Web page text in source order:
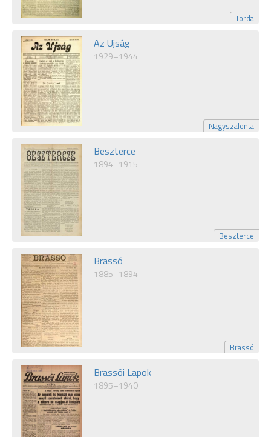
Torda
Az Ujság
1929–1944
Nagyszalonta
Beszterce
1894–1915
Beszterce
Brassó
1885–1894
Brassó
Brassói Lapok
1895–1940